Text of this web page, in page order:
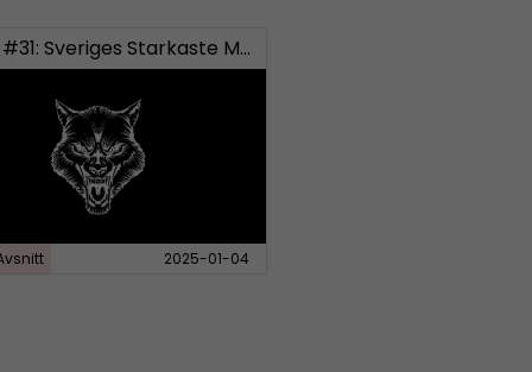
Bellum #31: Sveriges Starkaste Man och Tyson vs Paul
2025-01-04